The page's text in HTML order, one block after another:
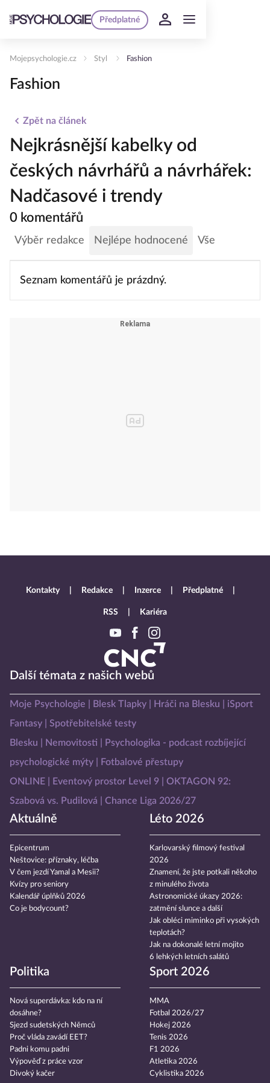
Předplatné
Mojepsychologie.cz Styl Fashion
Fashion
Zpět na článek
Nejkrásnější kabelky od
českých návrhářů a návrhářek:
Nadčasové i trendy
0 komentářů
Výběr redakce Nejlépe hodnocené Vše
Seznam komentářů je prázdný.
Další témata z našich webů
Moje Psychologie Blesk Tlapky Hráči na Blesku
iSport
Fantasy
Spotřebitelské testy
Blesku
Nemovitosti
Psychologika - podcast rozbíjející
psychologické mýty
Fotbalové přestupy
ONLINE
Eventový prostor Level 9
OKTAGON 92:
Szabová vs. Pudilová
Chance Liga 2026/27
Aktuálně
Epicentrum
Neštovice: příznaky, léčba
V čem jezdí Yamal a Mesii?
Kvízy pro seniory
Kalendář úplňků 2026
Co je bodycount?
Léto 2026
Karlovarský filmový festival
2026
Znamení, že jste potkali někoho
z minulého života
Astronomické úkazy 2026:
zatmění slunce a další
Jak obléci miminko při vysokých
teplotách?
Jak na dokonalé letní mojito
6 lehkých letních salátů
Politika
Nová superdávka: kdo na ní
dosáhne?
Sjezd sudetských Němců
Proč vláda zavádí EET?
Padni komu padni
Výpověď z práce vzor
Divoký kačer
Sport 2026
MMA
Fotbal 2026/27
Hokej 2026
Tenis 2026
F1 2026
Atletika 2026
Cyklistika 2026
Kontakty Redakce Inzerce Předplatné
RSS Kariéra